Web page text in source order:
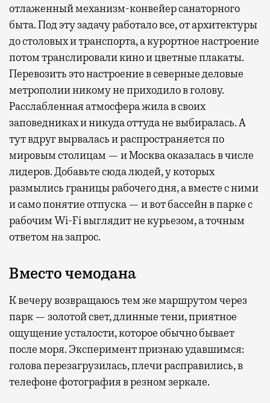
отлаженный механизм-конвейер санаторного
быта. Под эту задачу работало все, от архитектуры
до столовых и транспорта, а курортное настроение
потом транслировали кино и цветные плакаты.
Перевозить это настроение в северные деловые
метрополии никому не приходило в голову.
Расслабленная атмосфера жила в своих
заповедниках и никуда оттуда не выбиралась. А
тут вдруг вырвалась и распространяется по
мировым столицам — и Москва оказалась в числе
лидеров. Добавьте сюда людей, у которых
размылись границы рабочего дня, а вместе с ними
и само понятие отпуска — и вот бассейн в парке с
рабочим Wi-Fi выглядит не курьезом, а точным
ответом на запрос.
Вместо чемодана
К вечеру возвращаюсь тем же маршрутом через
парк — золотой свет, длинные тени, приятное
ощущение усталости, которое обычно бывает
после моря. Эксперимент признаю удавшимся:
голова перезагрузилась, плечи расправились, в
телефоне фотография в резном зеркале.